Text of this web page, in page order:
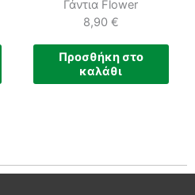
Γάντια Flower
8,90 €
Προσθήκη στο
καλάθι